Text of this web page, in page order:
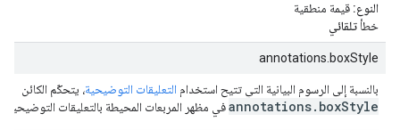
النوع: قيمة منطقية
خطأ تلقائي
annotations.boxStyle
بالنسبة إلى الرسوم البيانية التي تتيح استخدام التعليقات التوضيحية، يتحكّم الكائن
annotations.boxStyleفي مظهر المربعات المحيطة بالتعليقات التوضيحية: